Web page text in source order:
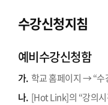
수강신청지침
예비수강신청함
가. 학교 홈페이지 → “수
나. [Hot Link]의 “강의시